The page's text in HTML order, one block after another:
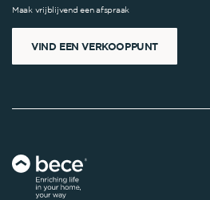
Maak vrijblijvend een afspraak
VIND EEN VERKOOPPUNT